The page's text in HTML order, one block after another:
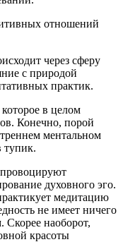
отношений
через сферу
с природой
практик.
в целом
Конечно, порой
ментальном
тупик.
духовного эго.
медитацию
не имеет ничего
наоборот,
красоты